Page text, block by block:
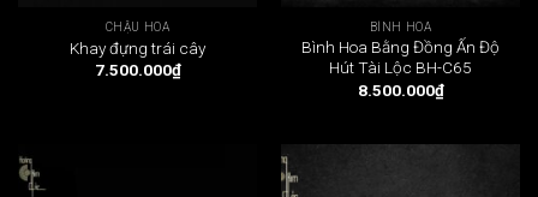
CHẬU HOA
Khay đựng trái cây
7.500.000₫
BÌNH HOA
Bình Hoa Bằng Đồng Ấn Độ
Hút Tài Lộc BH-C65
8.500.000₫